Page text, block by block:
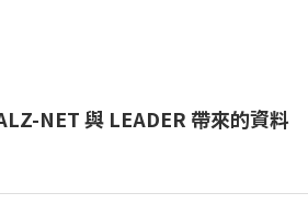
NET 與 LEADER 帶來的資料